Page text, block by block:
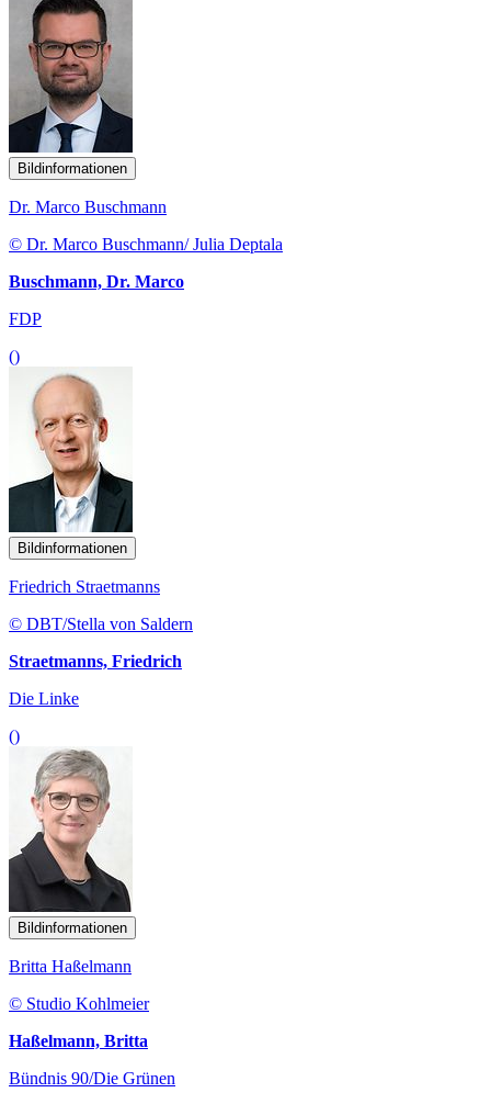
Bildinformationen
Dr. Marco Buschmann
© Dr. Marco Buschmann/ Julia Deptala
Buschmann, Dr. Marco
FDP
()
Bildinformationen
Friedrich Straetmanns
© DBT/Stella von Saldern
Straetmanns, Friedrich
Die Linke
()
Bildinformationen
Britta Haßelmann
© Studio Kohlmeier
Haßelmann, Britta
Bündnis 90/Die Grünen